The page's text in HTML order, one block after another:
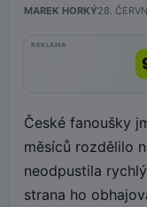
MAREK HORKÝ28.
REKLAMA
České fanoušky
měsíců rozdělilo
neodpustila
strana ho